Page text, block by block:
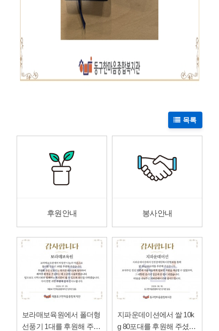
목록
후원안내 봉사안내
보라매보육원에서 폴더형
선풍기 1대를 후원해 주셨
지파운데이션에서 쌀 10k
g 80포대를 후원해 주셨습